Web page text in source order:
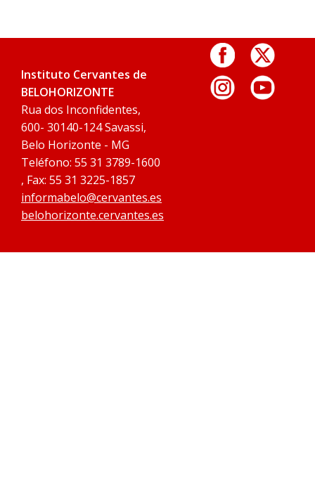
Instituto Cervantes de
BELOHORIZONTE
Rua dos Inconfidentes,
600- 30140-124 Savassi,
Belo Horizonte - MG
Teléfono: 55 31 3789-1600
, Fax: 55 31 3225-1857
informabelo@cervantes.es
belohorizonte.cervantes.es